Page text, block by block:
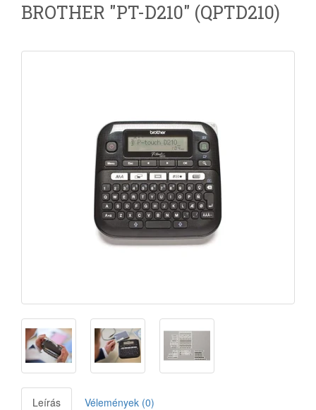
BROTHER "PT-D210" (QPTD210)
Leírás Vélemények (0)